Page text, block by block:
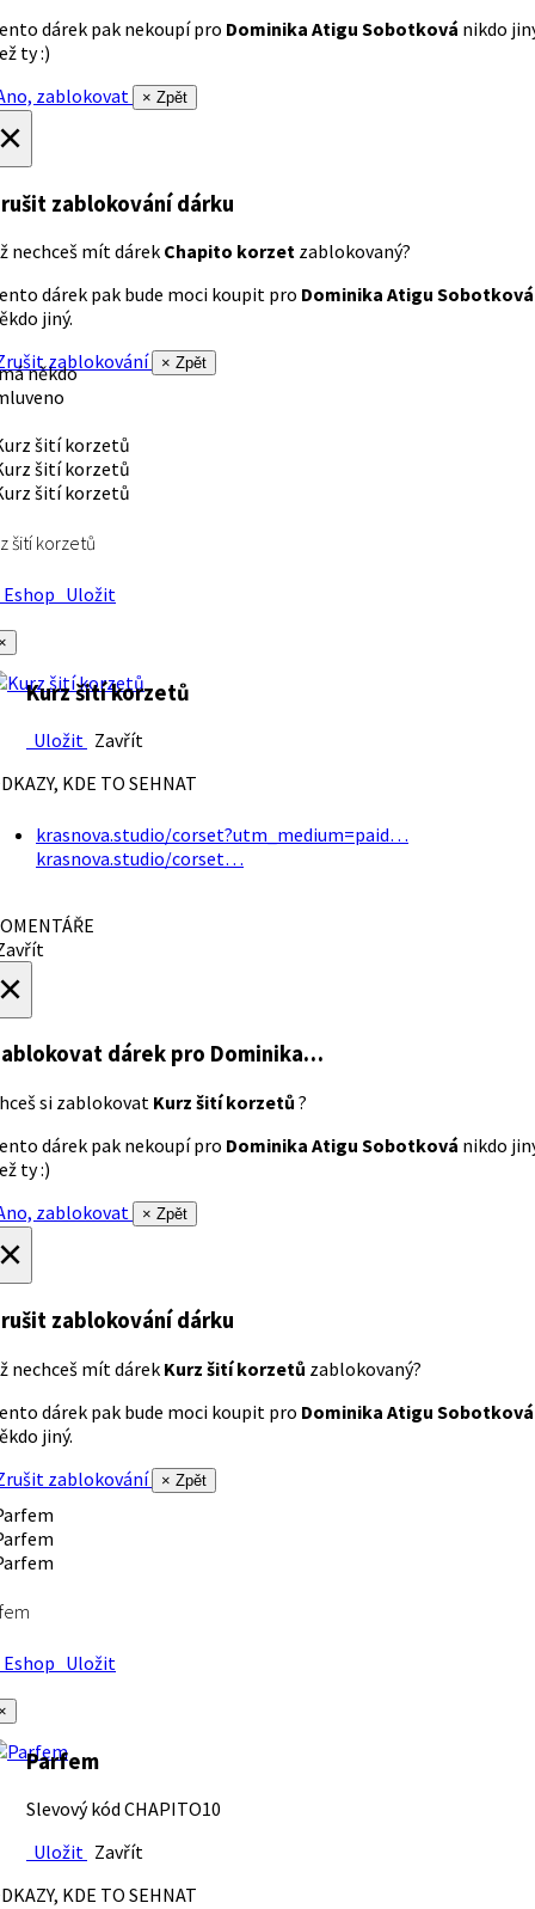
dárek pak nekoupí pro Dominika Atigu Sobotková nikdo
ty :)
zablokovat
× Zpět
zablokování dárku
nechceš mít dárek Chapito korzet zablokovaný?
dárek pak bude moci koupit pro Dominika Atigu Sobotková
jiný.
zablokování
× Zpět
někdo
šití korzetů
Uložit
Kurz šití korzetů
Uložit Zavřít
KDE TO SEHNAT
krasnova.studio/corset?utm_medium=paid…
krasnova.studio/corset…
dárek pro Dominika…
si zablokovat Kurz šití korzetů ?
dárek pak nekoupí pro Dominika Atigu Sobotková nikdo
ty :)
zablokovat
× Zpět
zablokování dárku
nechceš mít dárek Kurz šití korzetů zablokovaný?
dárek pak bude moci koupit pro Dominika Atigu Sobotková
jiný.
zablokování
× Zpět
Uložit
Parfem
Slevový kód CHAPITO10
Uložit Zavřít
KDE TO SEHNAT